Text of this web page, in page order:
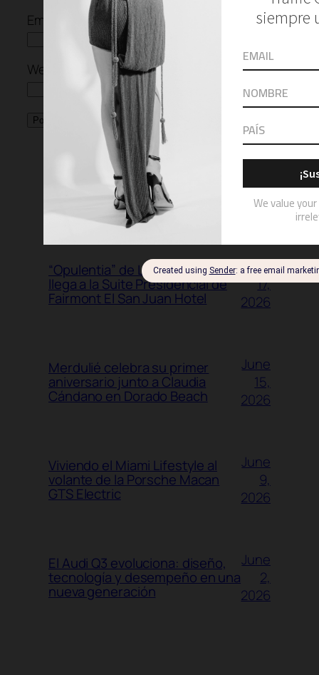
Email
Website
MORE POSTS
“Opulentia” de Luis Antonio
llega a la Suite Presidencial de
Fairmont El San Juan Hotel
July
17,
2026
Merdulié celebra su primer
aniversario junto a Claudia
Cándano en Dorado Beach
June
15,
2026
Viviendo el Miami Lifestyle al
volante de la Porsche Macan
GTS Electric
June
9,
2026
El Audi Q3 evoluciona: diseño,
tecnología y desempeño en una
nueva generación
June
2,
2026